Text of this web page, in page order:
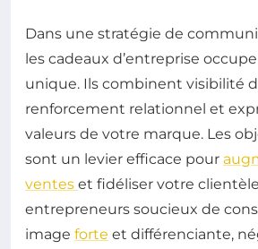
Dans une stratégie de
les cadeaux d’entreprise
unique. Ils combinent visibilité
renforcement relationnel et
valeurs de votre marque. Les
sont un levier efficace pour
ventes et fidéliser votre
entrepreneurs soucieux de
image forte et différenciante,